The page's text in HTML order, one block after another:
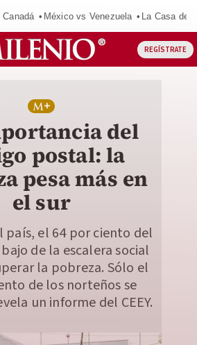
México vs Venezuela La Casa de
REGÍSTRATE
del
postal: la
pesa más en
el sur
país, el 64 por ciento del
de la escalera social
la pobreza. Sólo el
de los norteños se
un informe del CEEY.